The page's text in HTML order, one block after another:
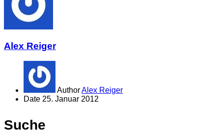
Alex Reiger
AuthorAlex Reiger
Date 25. Januar 2012
Suche